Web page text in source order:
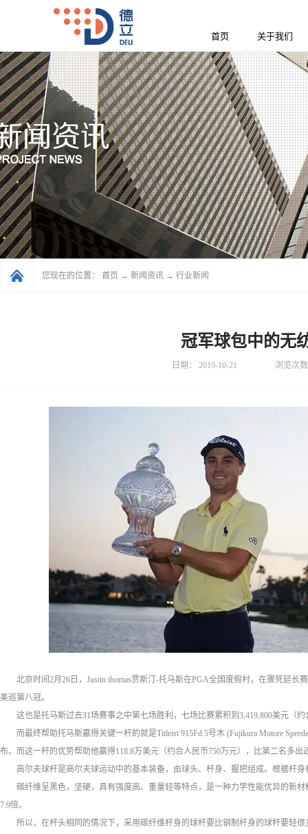
首页 关于我们
您现在的位置： 首页 → 新闻资讯 → 行业新闻
冠军球包中的无
日期： 2019-10-21 浏览次
北京时间2月26日，Justin thomas贾斯汀-托马斯在PGA全国度假村，在骤死延
美巡第八冠。
这也是托马斯过去31场赛事之中第七场胜利，七场比赛累积到3,419,800美元（
而最终帮助托马斯赢得关键一杆的就是Titleist 915Fd 5号木 (Fujikura Motore
布。而这一杆的优势帮助他赢得118.8万美元（约合人民币750万元），比第二名多出
高尔夫球杆是高尔夫球运动中的基本装备，由球头、杆身、握把组成。根据杆
碳纤维呈黑色，坚硬，具有强度高、重量轻等特点，是一种力学性能优异的新
7.9倍。
所以，在杆头相同的情况下，采用碳纤维杆身的球杆要比钢制杆身的球杆要轻